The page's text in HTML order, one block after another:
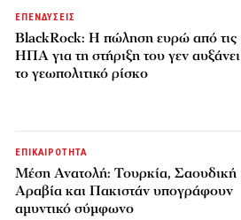
ΕΠΕΝΔΥΣΕΙΣ
BlackRock: Η πώληση ευρώ από τις
ΗΠΑ για τη στήριξη του γεν αυξάνει
το γεωπολιτικό ρίσκο
ΕΠΙΚΑΙΡΟΤΗΤΑ
Μέση Ανατολή: Τουρκία, Σαουδική
Αραβία και Πακιστάν υπογράφουν
αμυντικό σύμφωνο